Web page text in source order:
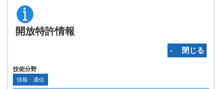
開放特許情報
‐ 閉じる
技術分野
情報・通信